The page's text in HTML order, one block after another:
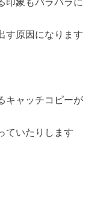
す原因になります
キャッチコピーが
ていたりします